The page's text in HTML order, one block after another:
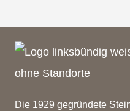
Die 1929 gegründete